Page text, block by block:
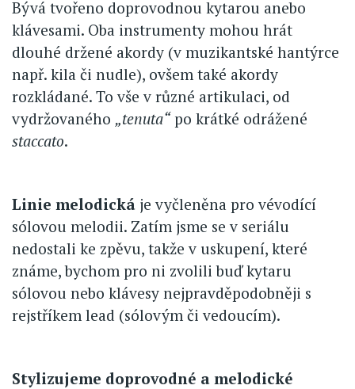
Bývá tvořeno doprovodnou kytarou anebo
klávesami. Oba instrumenty mohou hrát
dlouhé držené akordy (v muzikantské hantýrce
např. kila či nudle), ovšem také akordy
rozkládané. To vše v různé artikulaci, od
vydržovaného „tenuta“po krátké odrážené
staccato.
Linie melodická je vyčleněna pro vévodící
sólovou melodii. Zatím jsme se v seriálu
nedostali ke zpěvu, takže v uskupení, které
známe, bychom pro ni zvolili buď kytaru
sólovou nebo klávesy nejpravděpodobněji s
rejstříkem lead (sólovým či vedoucím).
Stylizujeme doprovodné a melodické